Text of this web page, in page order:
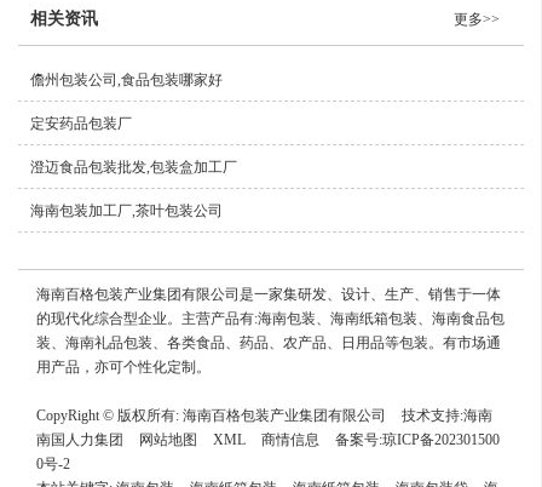
相关资讯 更多>>
儋州包装公司,食品包装哪家好
定安药品包装厂
澄迈食品包装批发,包装盒加工厂
海南包装加工厂,茶叶包装公司
海南百格包装产业集团有限公司是一家集研发、设计、生产、销售于一体
的现代化综合型企业。主营产品有:海南包装、海南纸箱包装、海南食品包
装、海南礼品包装、各类食品、药品、农产品、日用品等包装。有市场通
用产品，亦可个性化定制。
CopyRight © 版权所有: 海南百格包装产业集团有限公司 技术支持:海南
南国人力集团
网站地图 XML 商情信息 备案号:琼ICP备202301500
0号-2